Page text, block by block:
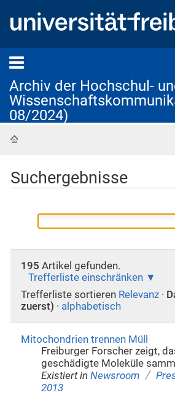
Archiv der Hochschul-
08/2024)
Suchergebnisse
195 Artikel gefunden.
Trefferliste einschränken
Trefferliste sortieren Relevanz ·
zuerst) · alphabetisch
Mitochondrien trennen Müll
Freiburger Forscher zeigt,
geschädigte Moleküle
Existiert in Newsroom /
2013